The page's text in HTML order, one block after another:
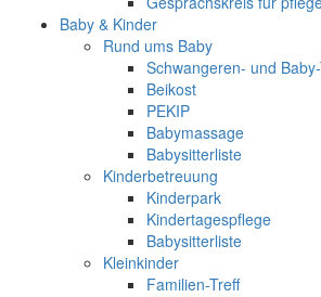
Baby & Kinder
Rund ums Baby
Schwangeren- und
Beikost
PEKIP
Babymassage
Babysitterliste
Kinderbetreuung
Kinderpark
Kindertagespflege
Babysitterliste
Kleinkinder
Familien-Treff